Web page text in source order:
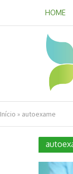
HOME
Início » autoexame